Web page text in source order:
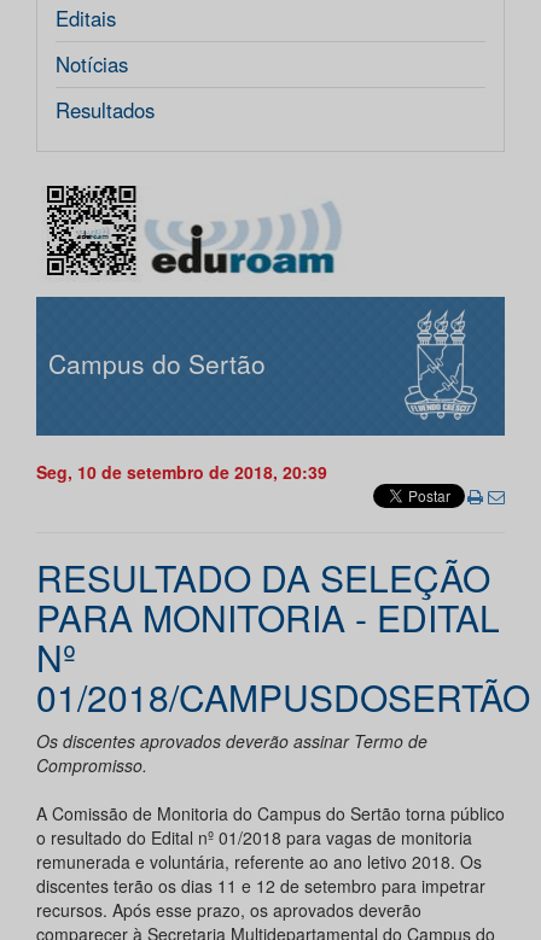
Editais
Notícias
Resultados
Campus do Sertão
Seg, 10 de setembro de 2018, 20:39
RESULTADO DA SELEÇÃO
PARA MONITORIA - EDITAL
Nº
01/2018/CAMPUSDOSERTÃO
Os discentes aprovados deverão assinar Termo de
Compromisso.
A Comissão de Monitoria do Campus do Sertão torna público
o resultado do Edital nº 01/2018 para vagas de monitoria
remunerada e voluntária, referente ao ano letivo 2018. Os
discentes terão os dias 11 e 12 de setembro para impetrar
recursos. Após esse prazo, os aprovados deverão
comparecer à Secretaria Multidepartamental do Campus do